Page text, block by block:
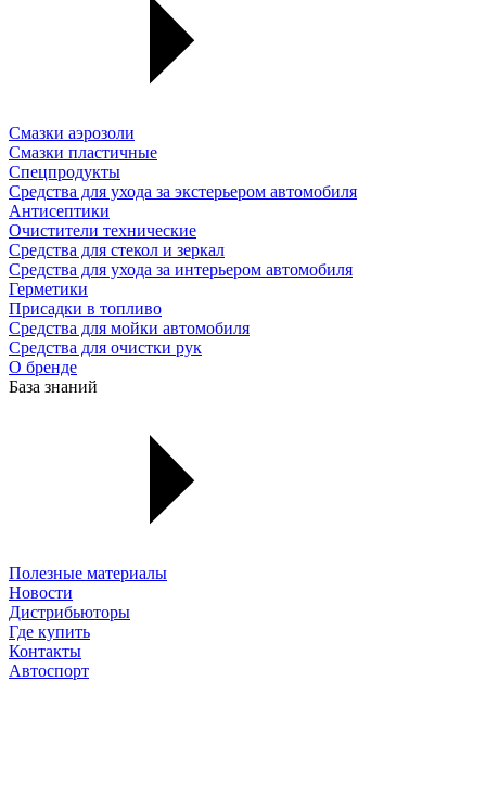
Смазки аэрозоли
Смазки пластичные
Спецпродукты
Средства для ухода за экстерьером автомобиля
Антисептики
Очистители технические
Средства для стекол и зеркал
Средства для ухода за интерьером автомобиля
Герметики
Присадки в топливо
Средства для мойки автомобиля
Средства для очистки рук
О бренде
База знаний
Полезные материалы
Новости
Дистрибьюторы
Где купить
Контакты
Автоспорт